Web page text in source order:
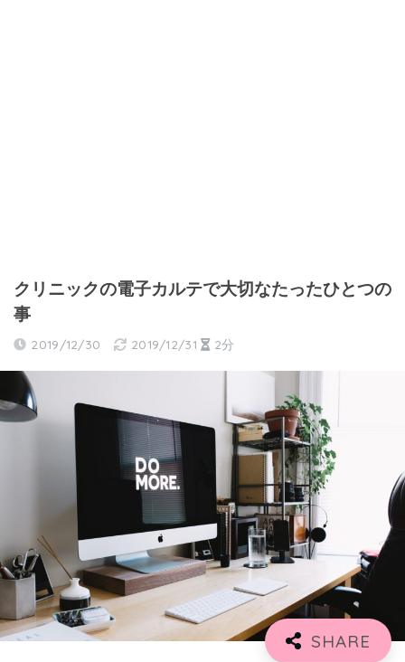
クリニックの電子カルテで大切なたったひとつの
事
2019/12/30 2019/12/31 2分